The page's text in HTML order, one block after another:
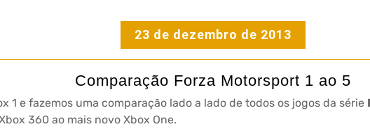
23 de dezembro de 2013
Comparação Forza Motorsport 1 ao 5
1 e fazemos uma comparação lado a lado de todos os jogos da série
360 ao mais novo Xbox One.